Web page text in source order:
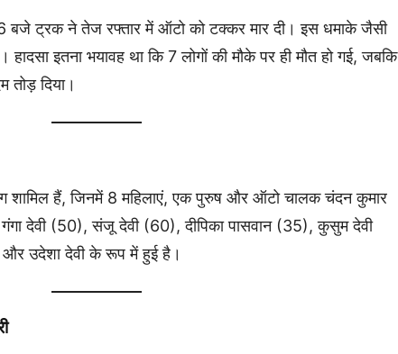
6 बजे ट्रक ने तेज रफ्तार में ऑटो को टक्कर मार दी। इस धमाके जैसी
इतना भयावह था कि 7 लोगों की मौके पर ही मौत हो गई, जबकि
दिया।
शामिल हैं, जिनमें 8 महिलाएं, एक पुरुष और ऑटो चालक चंदन कुमार
देवी (50), संजू देवी (60), दीपिका पासवान (35), कुसुम देवी
और उदेशा देवी के रूप में हुई है।